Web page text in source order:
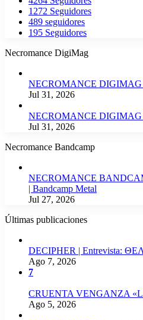
1272 Seguidores
489 seguidores
195 Seguidores
Necromance DigiMag
NECROMANCE DIGIMAG
Jul 31, 2026
NECROMANCE DIGIMAG
Jul 31, 2026
Necromance Bandcamp
NECROMANCE
| Bandcamp Metal
Jul 27, 2026
Últimas publicaciones
DECIPHER | Entrevista:
Ago 7, 2026
7
CRUENTA VENGANZA
Ago 5, 2026